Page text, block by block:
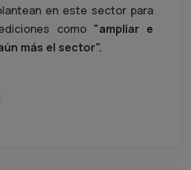
en este sector para
como "ampliar e
más el sector".